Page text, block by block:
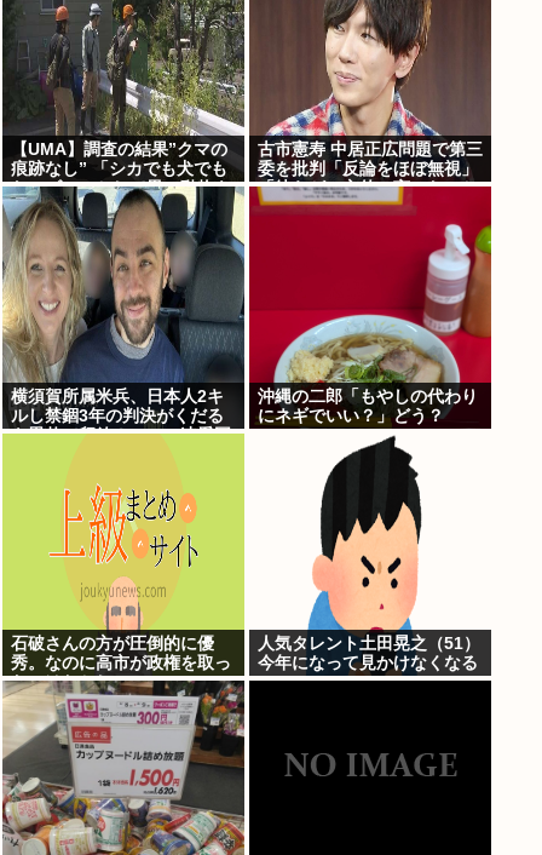
【UMA】調査の結果”クマの
痕跡なし” 「シカでも犬でも
ないゴロンとして黒い動物を
見た」 札幌市清田区
古市憲寿 中居正広問題で第三
委を批判「反論をほぼ無視」
「彼らが一方的に言ったこと
が世の中に定着してしまう」
横須賀所属米兵、日本人2キ
ルし禁錮3年の判決がくだる
も恩赦で釈放！ニュー速愛国
沖縄の二郎「もやしの代わり
にネギでいい？」どう？
石破さんの方が圧倒的に優
秀。なのに高市が政権を取っ
たのはおかしい
人気タレント土田晃之（51）
今年になって見かけなくなる